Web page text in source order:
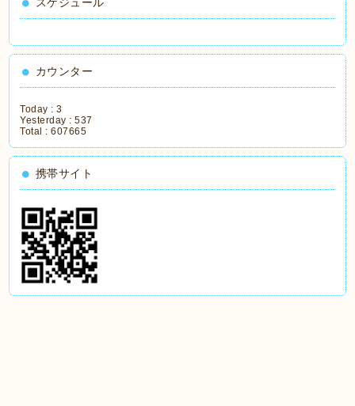
カウンター
Today :3
Yesterday :537
Total :607665
携帯サイト